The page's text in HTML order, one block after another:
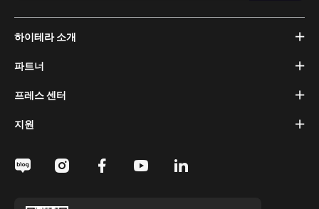
하이테라 소개
파트너
프레스 센터
지원